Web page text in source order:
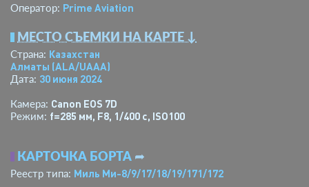
Оператор: Prime Aviation
МЕСТО СЪЕМКИ НА КАРТЕ ↓
Страна: Казахстан
Алматы (ALA/UAAA)
Дата: 30 июня 2024
Камера: Canon EOS 7D
Режим: f=285 мм, F8, 1/400 с, ISO100
КАРТОЧКА БОРТА ➦
Реестр типа: Миль Ми-8/9/17/18/19/171/172